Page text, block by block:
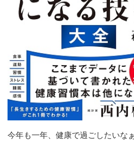
今年も一年、健康で過ごしたいな